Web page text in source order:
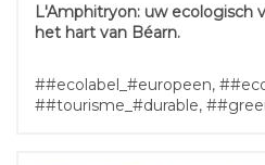
L'Amphitryon: uw ecologisch
het hart van Béarn.
##ecolabel_#europeen,
##tourisme_#durable,